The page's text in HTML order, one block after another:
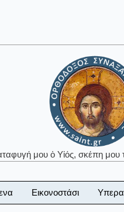
μου ὁ Υἱός, σκέπη μου
Εικονοστάσι